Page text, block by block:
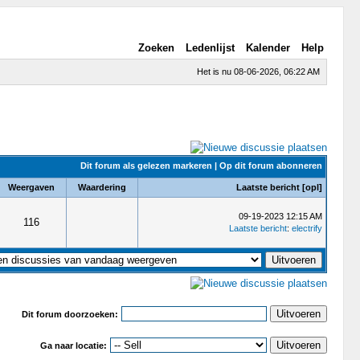
Zoeken Ledenlijst Kalender Help
Het is nu 08-06-2026, 06:22 AM
Dit forum als gelezen markeren | Op dit forum abonneren
Weergaven Waardering Laatste bericht [opl]
116
09-19-2023 12:15 AM
Laatste bericht: electrify
Dit forum doorzoeken:
Ga naar locatie: